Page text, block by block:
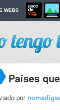
WEBS
Países
por